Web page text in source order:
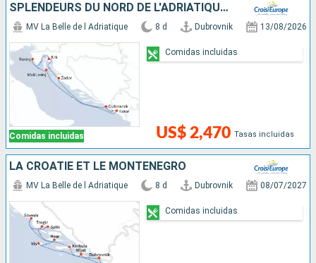
SPLENDEURS DU NORD DE L'ADRIATIQUE - ESCALES HISTORIQUES ET BEAUTÉS NATURELLES ENTRE CROATIE ET MONTÉNÉGRO (FORMULE PORT//PORT)
Comidas incluidas
MV La Belle de l Adriatique 8 d Dubrovnik 13/08/2026
US$ 2,470 Tasas incluidas
Comidas incluidas
LA CROATIE ET LE MONTÉNÉGRO
MV La Belle de l Adriatique 8 d Dubrovnik 08/07/2027
Comidas incluidas